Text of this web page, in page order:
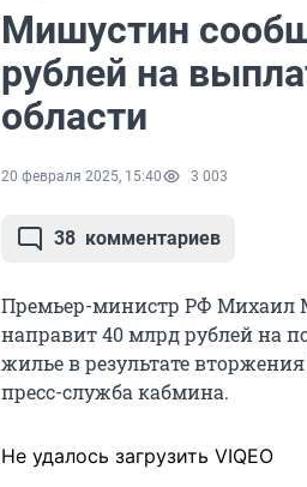
Мишустин
рублей на
области
20 февраля 2025, 15:40 3 003
38 комментариев
Премьер-министр РФ Михаил
направит 40 млрд рублей на
жилье в результате
пресс-служба кабмина.
Не удалось загрузить VIQEO